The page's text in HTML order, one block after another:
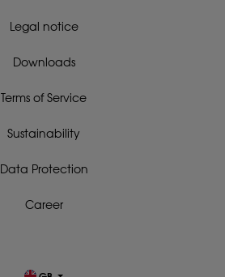
Legal notice
Downloads
Terms of Service
Sustainability
Data Protection
Career